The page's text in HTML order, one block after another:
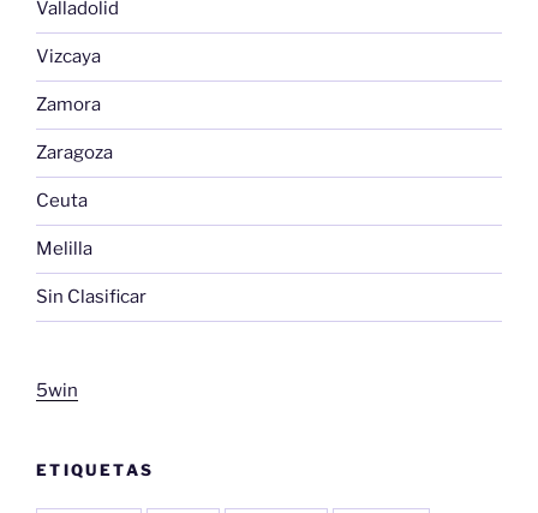
Valladolid
Vizcaya
Zamora
Zaragoza
Ceuta
Melilla
Sin Clasificar
5win
ETIQUETAS